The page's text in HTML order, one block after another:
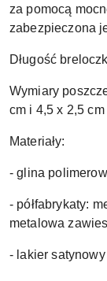
za pomocą
zabezpieczona
Długość
Wymiary
cm i 4,5 x 2,5 cm
Materiały:
- glina
- półfabrykaty:
metalowa
- lakier satynowy